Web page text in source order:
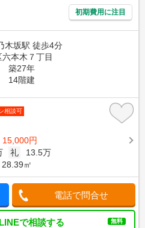
初期費用に注目
木坂駅 徒歩4分
本木７丁目
築27年
14階建
相談可
15,000円
礼
13.5万
28.39㎡
電話で問合せ
で相談する 無料